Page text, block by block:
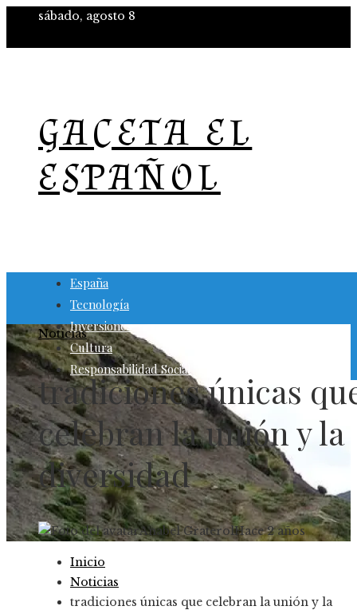
sábado, agosto 8
GACETA EL
ESPAÑOL
España
Tecnología
Inversiones
Cultura
Responsabilidad Social
Noticias
tradiciones únicas
celebran la unión y la
diversidad
Anabel GraterolHace 2 años
Inicio
Noticias
tradiciones únicas que celebran la unión y la